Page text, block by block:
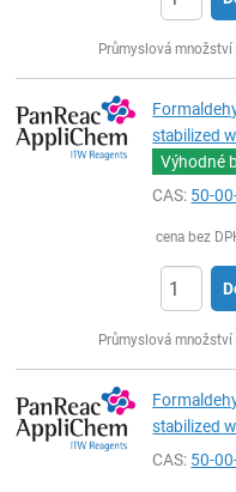
Průmyslová
stabilized
Výhodné
CAS: 50-
cena bez
Průmyslová
stabilized
CAS: 50-